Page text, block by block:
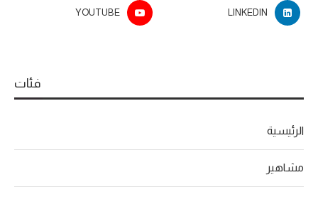
LINKEDIN
YOUTUBE
فئات
الرئيسية
مشاهير